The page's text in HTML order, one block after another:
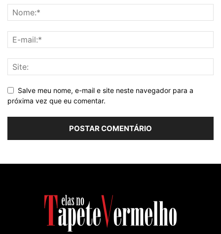
Salve meu nome, e-mail e site neste navegador para a
próxima vez que eu comentar.